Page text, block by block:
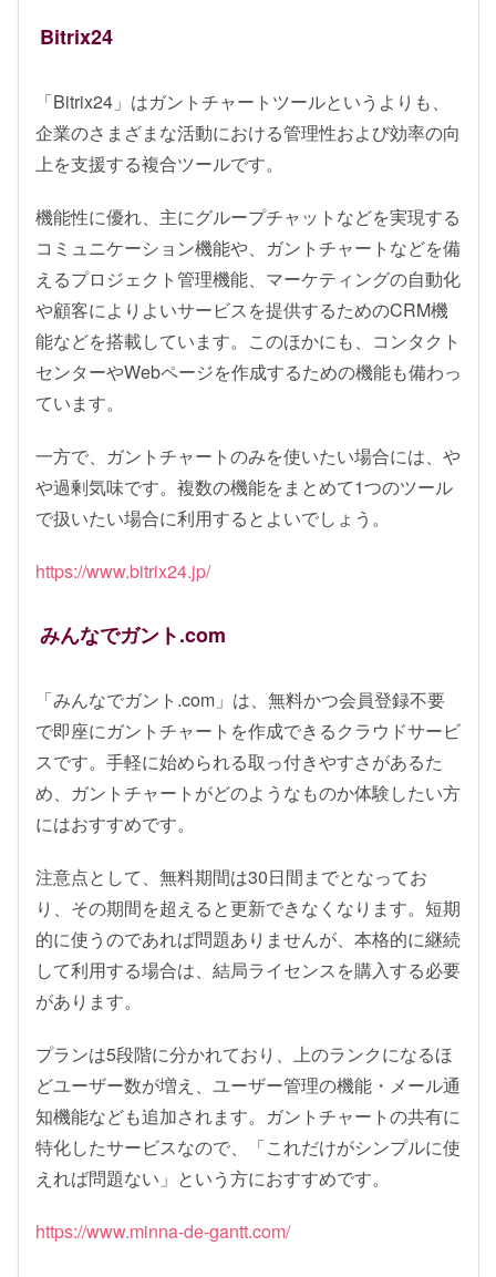
Bitrix24
「Bitrix24」はガントチャートツールというよりも、
企業のさまざまな活動における管理性および効率の向
上を支援する複合ツールです。
機能性に優れ、主にグループチャットなどを実現する
コミュニケーション機能や、ガントチャートなどを備
えるプロジェクト管理機能、マーケティングの自動化
や顧客によりよいサービスを提供するためのCRM機
能などを搭載しています。このほかにも、コンタクト
センターやWebページを作成するための機能も備わっ
ています。
一方で、ガントチャートのみを使いたい場合には、や
や過剰気味です。複数の機能をまとめて1つのツール
で扱いたい場合に利用するとよいでしょう。
https://www.bitrix24.jp/
みんなでガント.com
「みんなでガント.com」は、無料かつ会員登録不要
で即座にガントチャートを作成できるクラウドサービ
スです。手軽に始められる取っ付きやすさがあるた
め、ガントチャートがどのようなものか体験したい方
にはおすすめです。
注意点として、無料期間は30日間までとなってお
り、その期間を超えると更新できなくなります。短期
的に使うのであれば問題ありませんが、本格的に継続
して利用する場合は、結局ライセンスを購入する必要
があります。
プランは5段階に分かれており、上のランクになるほ
どユーザー数が増え、ユーザー管理の機能・メール通
知機能なども追加されます。ガントチャートの共有に
特化したサービスなので、「これだけがシンプルに使
えれば問題ない」という方におすすめです。
https://www.minna-de-gantt.com/